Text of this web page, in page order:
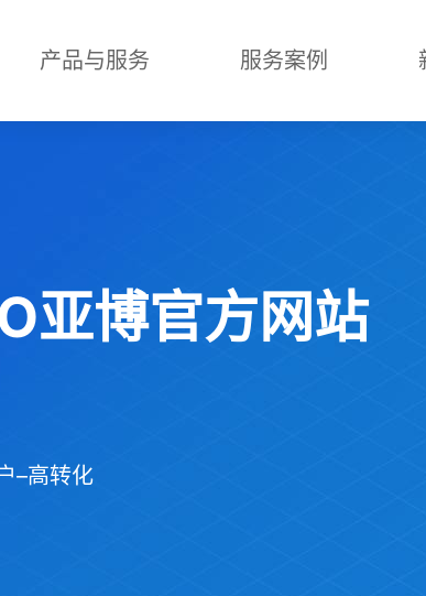
产品与服务 服务案例
亚博官方网站
–高转化